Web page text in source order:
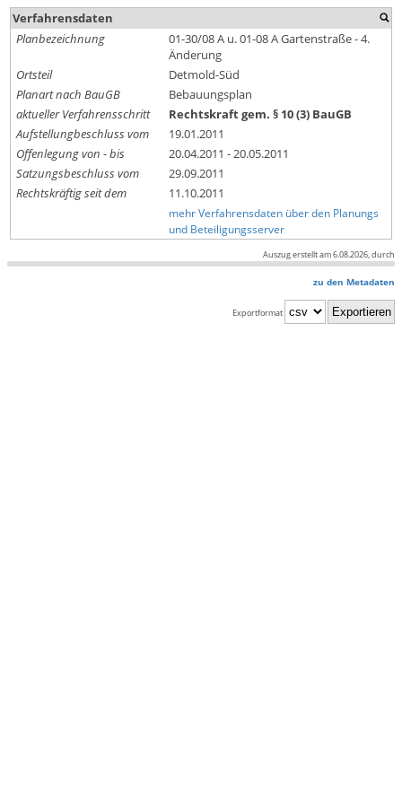
Verfahrensdaten
Planbezeichnung
01-30/08 A u. 01-08 A Gartenstraße - 4.
Änderung
Ortsteil
Detmold-Süd
Planart nach BauGB
Bebauungsplan
aktueller Verfahrensschritt
Rechtskraft gem. § 10 (3) BauGB
Aufstellungbeschluss vom
19.01.2011
Offenlegung von - bis
20.04.2011 - 20.05.2011
Satzungsbeschluss vom
29.09.2011
Rechtskräftig seit dem
11.10.2011
mehr Verfahrensdaten über den Planungs
und Beteiligungsserver
Auszug erstellt am 6.08.2026, durch
zu den Metadaten
Exportformat